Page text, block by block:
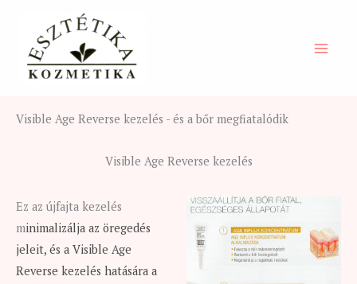
content
Visible Age Reverse kezelés - és a bőr megfiatalódik
Visible Age Reverse kezelés
Ez az újfajta kezelés
minimalizálja az öregedés
jeleit, és a Visible Age
Reverse kezelés hatására a